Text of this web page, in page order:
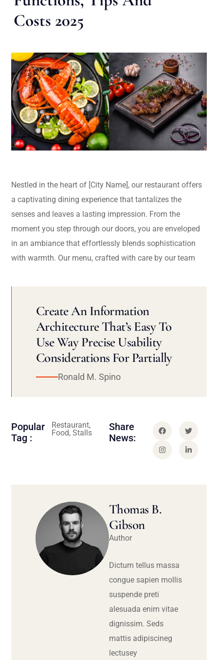
Costs 2025
Nestled in the heart of [City Name], our restaurant offers
a captivating dining experience that tantalizes the
senses and leaves a lasting impression. From the
moment you step through our doors, you are enveloped
in an ambiance that effortlessly blends sophistication
with warmth. Our menu, crafted with care by our team
Create An Information
Architecture That’s Easy To
Use Way Precise Usability
Considerations For Partially
Ronald M. Spino
Popular
Tag :
Restaurant,
Food, Stalls
Share
News:
Thomas B.
Gibson
Author
Dictum tellus massa
congue sapien mollis
suspende preti
alesuada enim vitae
dignissim. Seds
mattis adipiscineg
lectusey